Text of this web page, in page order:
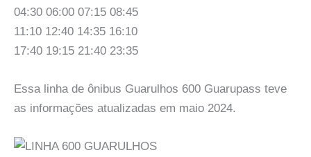
04:30 06:00 07:15 08:45
11:10 12:40 14:35 16:10
17:40 19:15 21:40 23:35
Essa linha de ônibus Guarulhos 600 Guarupass teve
as informações atualizadas em maio 2024.